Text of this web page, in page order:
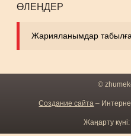
ӨЛЕҢДЕР
Жарияланымдар
©
Создание сайта –
Жаңарту